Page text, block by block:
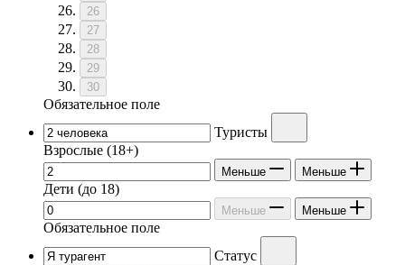
26
27
28
29
30
Обязательное поле
Туристы
Взрослые (18+)
Меньше Меньше
Дети (до 18)
Меньше Меньше
Обязательное поле
Статус